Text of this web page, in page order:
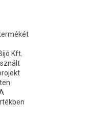
Kft.